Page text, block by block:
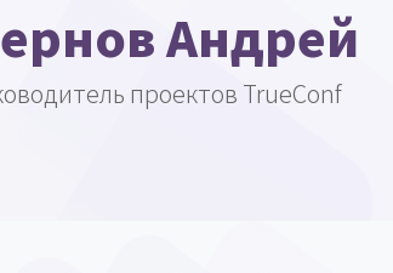
Андрей
проектов TrueConf